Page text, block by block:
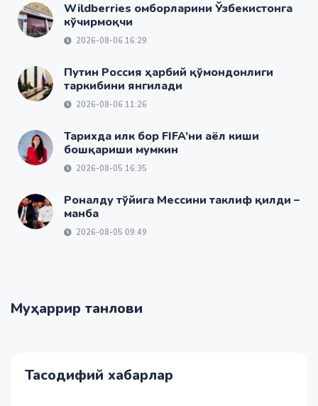
Wildberries омборларини Ўзбекистонга
кўчирмоқчи
2026-08-06 16:29
Путин Россия ҳарбий қўмондонлиги
таркибини янгилади
2026-08-06 11:26
Тарихда илк бор FIFA’ни аёл киши
бошқариши мумкин
2026-08-05 16:35
Роналду тўйига Мессини таклиф қилди –
манба
2026-08-05 09:49
Муҳаррир танлови
Тасодифий хабарлар